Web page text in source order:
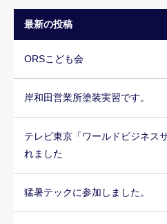
最新の投稿
ORSこども会
岸和田営業所塗装実習です。
テレビ東京「ワールドビジネス
れました
猛暑テックに参加しました。